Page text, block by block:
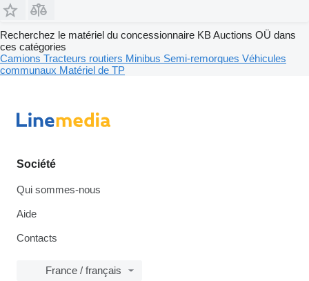
Recherchez le matériel du concessionnaire KB Auctions OÜ dans
ces catégories
Camions Tracteurs routiers Minibus Semi-remorques Véhicules
communaux Matériel de TP
Société
Qui sommes-nous
Aide
Contacts
France / français